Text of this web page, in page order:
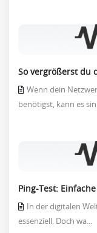
So vergrößerst du
Wenn dein
benötigst, kann es
Ping-Test:
In der digitalen
essenziell. Doch wa...